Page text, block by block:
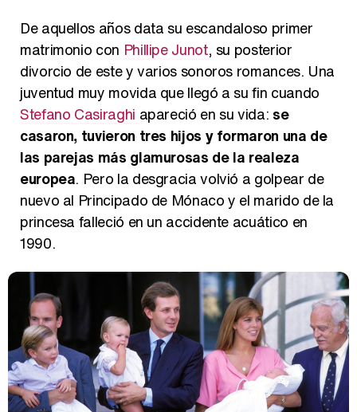
De aquellos años data su escandaloso primer
matrimonio con Phillipe Junot, su posterior
divorcio de este y varios sonoros romances. Una
juventud muy movida que llegó a su fin cuando
Stefano Casiraghi apareció en su vida: se
casaron, tuvieron tres hijos y formaron una de
las parejas más glamurosas de la realeza
europea. Pero la desgracia volvió a golpear de
nuevo al Principado de Mónaco y el marido de la
princesa falleció en un accidente acuático en
1990.